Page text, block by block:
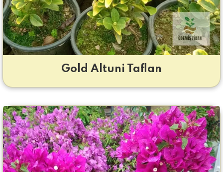
Gold Altuni Taflan